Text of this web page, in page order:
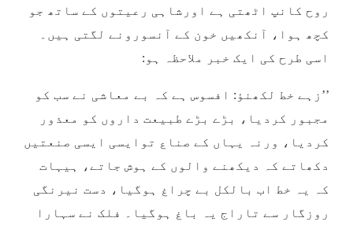
روح کانپ اٹھتی ہے اورشاہی رعیتوں کے ساتھ جو
کچھ ہوا، آنکھیں خون کے آنسورونے لگتی ہیں۔
اسی طرح کی ایک خبر ملاحظہ ہو:
’’زہے خط لکھنؤ: افسوس ہے کہ بے معاشی نے سب کو
مجبور کردیا، بڑے بڑے طبیعت داروں کو معذور
کردیا، ورنہ یہاں کے صناع توایسی ایسی صنعتیں
دکھاتے کہ دیکھنے والوں کے ہوش جاتے، ہیہات
کہ یہ خط اب بالکل بے چراغ ہوگیا، دست نیرنگی
روزگار سے تاراج یہ باغ ہوگیا۔ فلک نے سہارا